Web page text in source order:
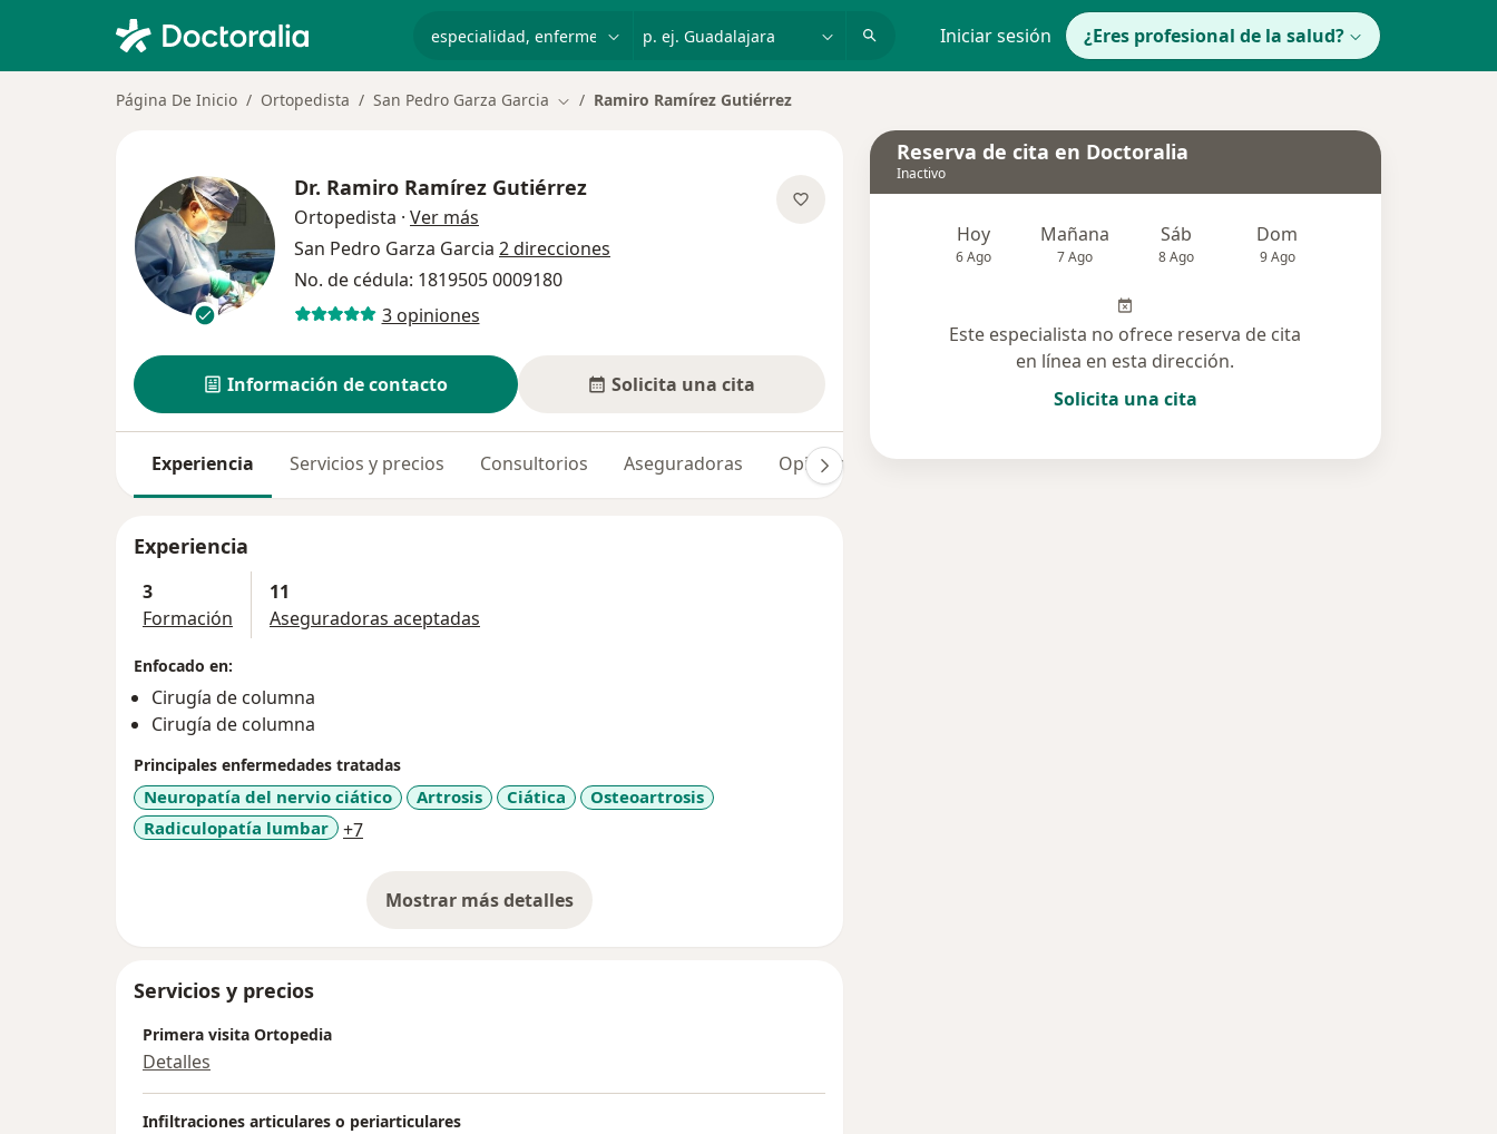
Iniciar sesión ¿Eres profesional de la salud?
Página De Inicio Ortopedista San Pedro Garza Garcia Cambiar de ciudad
Ramiro Ramírez Gutiérrez
Dr. Ramiro Ramírez Gutiérrez
Ortopedista · Ver más
San Pedro Garza Garcia 2 direcciones
No. de cédula: 1819505 0009180
3 opiniones
Información de contacto Solicita una cita
Experiencia Servicios y precios Consultorios Aseguradoras Opiniones (3) Dudas solucionadas (1)
Experiencia
3
Formación
11
Aseguradoras aceptadas
Enfocado en:
Cirugía de columna
Cirugía de columna
Principales enfermedades tratadas
Neuropatía del nervio ciático Artrosis Ciática
Osteoartrosis
Radiculopatía lumbar
+7a11y_sr_more_diseases
Mostrar más detalles
sobre la experiencia
Servicios y precios
Primera visita Ortopedia
Detalles
Infiltraciones articulares o periarticulares
Reserva de cita en Doctoralia
Inactivo
Hoy
6 Ago
Mañana
7 Ago
Sáb
8 Ago
Dom
9 Ago
Este especialista no ofrece reserva de cita
en línea en esta dirección.
Solicita una cita